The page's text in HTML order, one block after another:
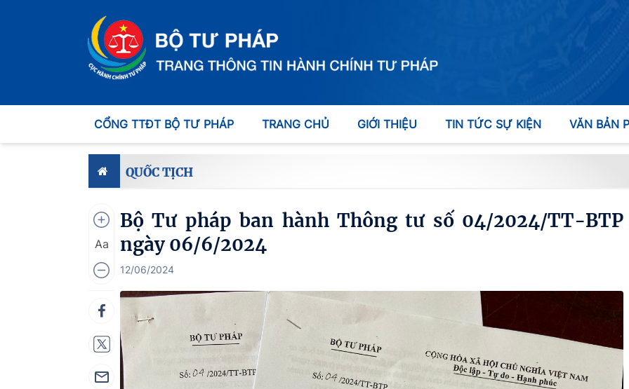
CỔNG TTĐT BỘ TƯ PHÁP TRANG CHỦ GIỚI THIỆU TIN TỨC SỰ KIỆN VĂN BẢN
QUỐC TỊCH
Aa
Bộ Tư pháp ban hành Thông tư số 04/2024/TT-BTP
ngày 06/6/2024
12/06/2024